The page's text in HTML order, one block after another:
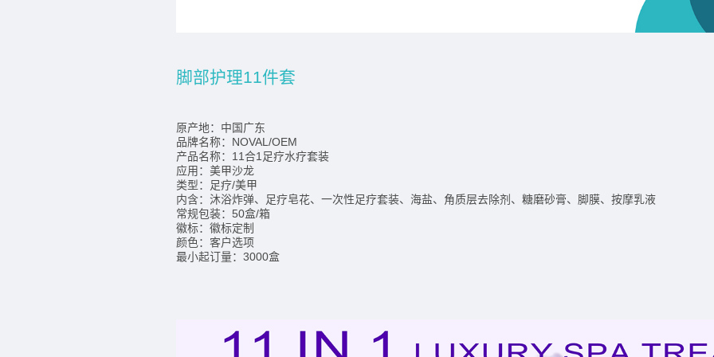
脚部护理11件套
原产地：中国广东
品牌名称：NOVAL/OEM
产品名称：11合1足疗水疗套装
应用：美甲沙龙
类型：足疗/美甲
内含：沐浴炸弹、足疗皂花、一次性足疗套装、海盐、角质层去除剂、糖磨砂膏、脚膜、按摩乳液
常规包装：50盒/箱
徽标：徽标定制
颜色：客户选项
最小起订量：3000盒